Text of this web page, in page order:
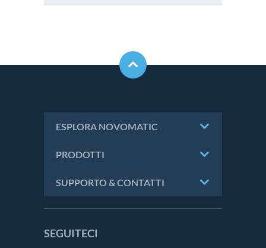
ESPLORA NOVOMATIC
PRODOTTI
SUPPORTO & CONTATTI
SEGUITECI